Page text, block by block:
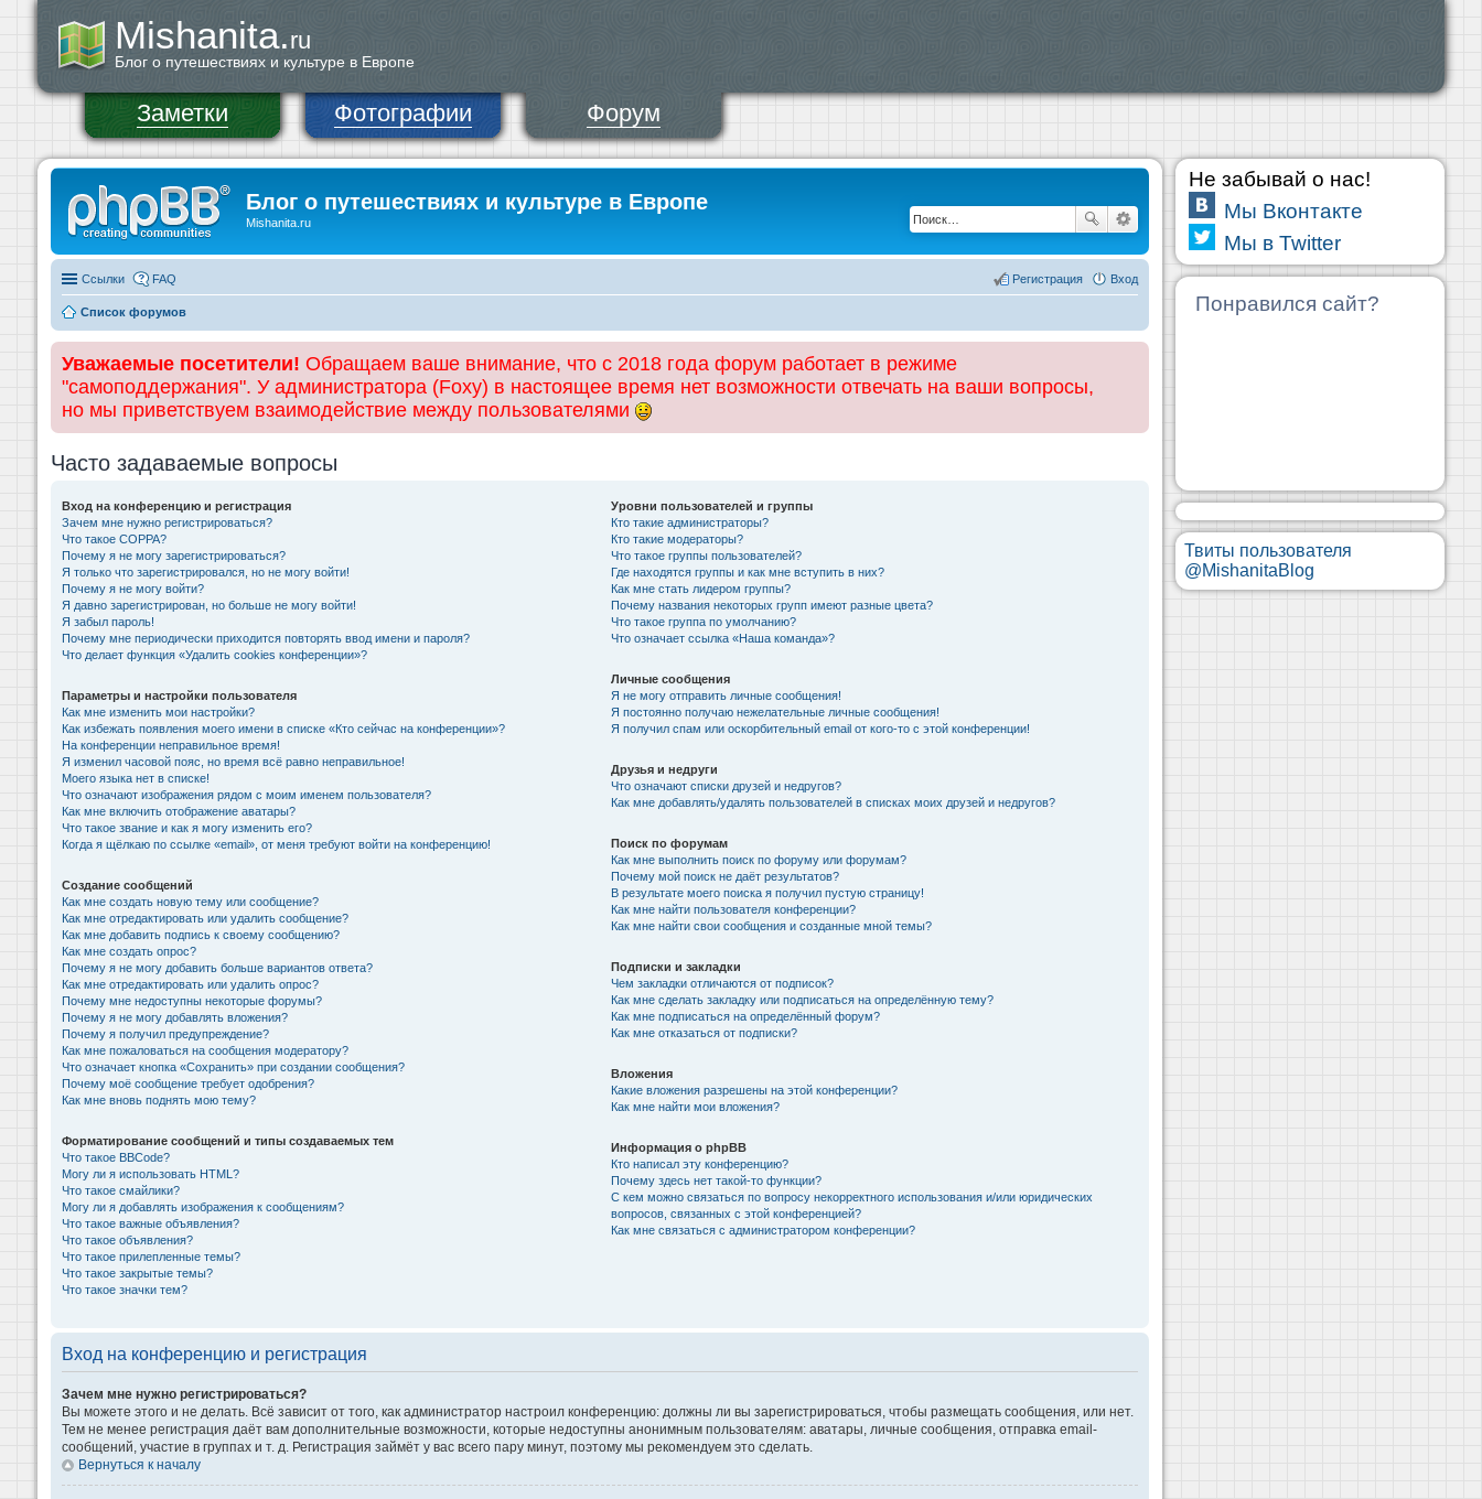
Mishanita.ru
Блог о путешествиях и культуре в Европе
Заметки Фотографии Форум
Блог о путешествиях и культуре в Европе
Mishanita.ru
Ссылки FAQ Вход
Регистрация
Список форумов
Уважаемые посетители! Обращаем ваше внимание, что с 2018 года форум работает в режиме
"самоподдержания". У администратора (Foxy) в настоящее время нет возможности отвечать на ваши вопросы,
но мы приветствуем взаимодействие между пользователями
Часто задаваемые вопросы
Вход на конференцию и регистрация
Зачем мне нужно регистрироваться?
Что такое COPPA?
Почему я не могу зарегистрироваться?
Я только что зарегистрировался, но не могу войти!
Почему я не могу войти?
Я давно зарегистрирован, но больше не могу войти!
Я забыл пароль!
Почему мне периодически приходится повторять ввод имени и пароля?
Что делает функция «Удалить cookies конференции»?
Параметры и настройки пользователя
Как мне изменить мои настройки?
Как избежать появления моего имени в списке «Кто сейчас на конференции»?
На конференции неправильное время!
Я изменил часовой пояс, но время всё равно неправильное!
Моего языка нет в списке!
Что означают изображения рядом с моим именем пользователя?
Как мне включить отображение аватары?
Что такое звание и как я могу изменить его?
Когда я щёлкаю по ссылке «email», от меня требуют войти на конференцию!
Создание сообщений
Как мне создать новую тему или сообщение?
Как мне отредактировать или удалить сообщение?
Как мне добавить подпись к своему сообщению?
Как мне создать опрос?
Почему я не могу добавить больше вариантов ответа?
Как мне отредактировать или удалить опрос?
Почему мне недоступны некоторые форумы?
Почему я не могу добавлять вложения?
Почему я получил предупреждение?
Как мне пожаловаться на сообщения модератору?
Что означает кнопка «Сохранить» при создании сообщения?
Почему моё сообщение требует одобрения?
Как мне вновь поднять мою тему?
Форматирование сообщений и типы создаваемых тем
Что такое BBCode?
Могу ли я использовать HTML?
Что такое смайлики?
Могу ли я добавлять изображения к сообщениям?
Что такое важные объявления?
Что такое объявления?
Что такое прилепленные темы?
Что такое закрытые темы?
Что такое значки тем?
Уровни пользователей и группы
Кто такие администраторы?
Кто такие модераторы?
Что такое группы пользователей?
Где находятся группы и как мне вступить в них?
Как мне стать лидером группы?
Почему названия некоторых групп имеют разные цвета?
Что такое группа по умолчанию?
Что означает ссылка «Наша команда»?
Личные сообщения
Я не могу отправить личные сообщения!
Я постоянно получаю нежелательные личные сообщения!
Я получил спам или оскорбительный email от кого-то с этой конференции!
Друзья и недруги
Что означают списки друзей и недругов?
Как мне добавлять/удалять пользователей в списках моих друзей и недругов?
Поиск по форумам
Как мне выполнить поиск по форуму или форумам?
Почему мой поиск не даёт результатов?
В результате моего поиска я получил пустую страницу!
Как мне найти пользователя конференции?
Как мне найти свои сообщения и созданные мной темы?
Подписки и закладки
Чем закладки отличаются от подписок?
Как мне сделать закладку или подписаться на определённую тему?
Как мне подписаться на определённый форум?
Как мне отказаться от подписки?
Вложения
Какие вложения разрешены на этой конференции?
Как мне найти мои вложения?
Информация о phpBB
Кто написал эту конференцию?
Почему здесь нет такой-то функции?
С кем можно связаться по вопросу некорректного использования и/или юридических
вопросов, связанных с этой конференцией?
Как мне связаться с администратором конференции?
Вход на конференцию и регистрация
Зачем мне нужно регистрироваться?
Вы можете этого и не делать. Всё зависит от того, как администратор настроил конференцию: должны ли вы зарегистрироваться, чтобы размещать сообщения, или нет.
Тем не менее регистрация даёт вам дополнительные возможности, которые недоступны анонимным пользователям: аватары, личные сообщения, отправка email-
сообщений, участие в группах и т. д. Регистрация займёт у вас всего пару минут, поэтому мы рекомендуем это сделать.
Вернуться к началу
Не забывай о нас!
Мы Вконтакте
Мы в Twitter
Понравился сайт?
Твиты пользователя
@MishanitaBlog